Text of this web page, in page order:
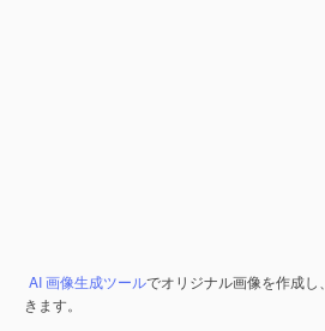
AI 画像生成ツールでオリジナル画像を作成し、
きます。